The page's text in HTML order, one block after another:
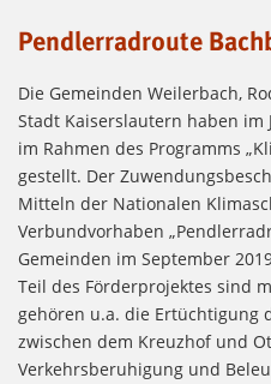
Pendlerradroute
Die Gemeinden Weilerbach,
Stadt Kaiserslautern haben im
im Rahmen des Programms
gestellt. Der
Mitteln der Nationalen
Verbundvorhaben
Gemeinden im September
Teil des Förderprojektes sind
gehören u.a. die Ertüchtigung
zwischen dem Kreuzhof und
Verkehrsberuhigung und